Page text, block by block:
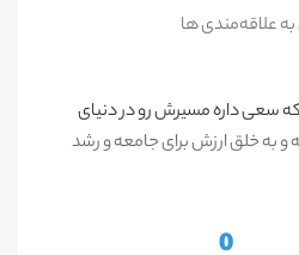
علاقه‌مندی ها
سعی داره مسیرش رو در دنیای
و به خلق ارزش برای جامعه و رشد
0